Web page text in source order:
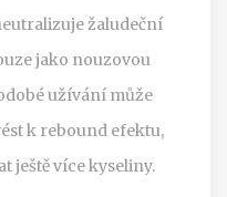
žaludeční
jako nouzovou
užívání může
k rebound efektu,
ještě více kyseliny.